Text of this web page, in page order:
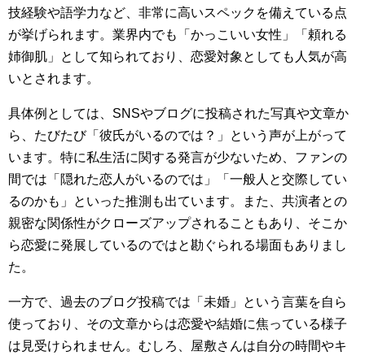
技経験や語学力など、非常に高いスペックを備えている点
が挙げられます。業界内でも「かっこいい女性」「頼れる
姉御肌」として知られており、恋愛対象としても人気が高
いとされます。
具体例としては、SNSやブログに投稿された写真や文章か
ら、たびたび「彼氏がいるのでは？」という声が上がって
います。特に私生活に関する発言が少ないため、ファンの
間では「隠れた恋人がいるのでは」「一般人と交際してい
るのかも」といった推測も出ています。また、共演者との
親密な関係性がクローズアップされることもあり、そこか
ら恋愛に発展しているのではと勘ぐられる場面もありまし
た。
一方で、過去のブログ投稿では「未婚」という言葉を自ら
使っており、その文章からは恋愛や結婚に焦っている様子
は見受けられません。むしろ、屋敷さんは自分の時間やキ